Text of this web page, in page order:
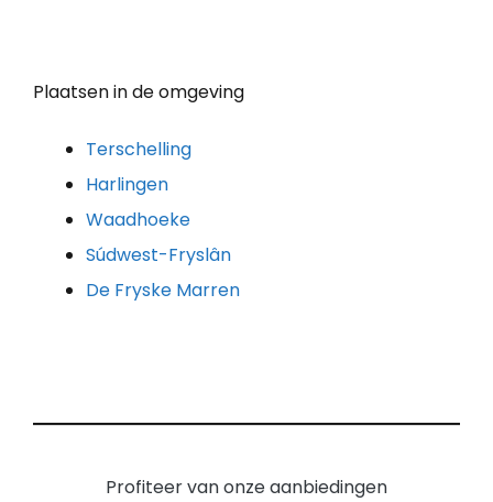
Plaatsen in de omgeving
Terschelling
Harlingen
Waadhoeke
Súdwest-Fryslân
De Fryske Marren
Profiteer van onze aanbiedingen